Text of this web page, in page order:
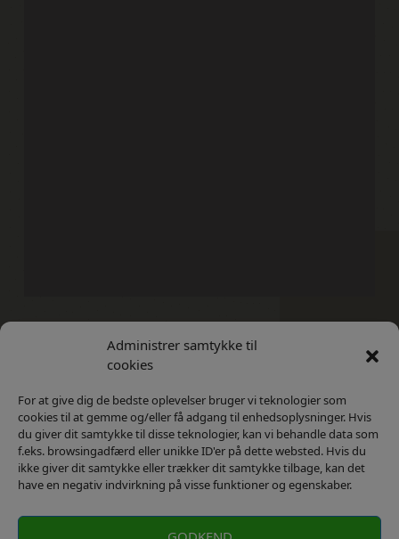
Administrer samtykke til
cookies
For at give dig de bedste oplevelser bruger vi teknologier som
cookies til at gemme og/eller få adgang til enhedsoplysninger. Hvis
du giver dit samtykke til disse teknologier, kan vi behandle data som
f.eks. browsingadfærd eller unikke ID'er på dette websted. Hvis du
ikke giver dit samtykke eller trækker dit samtykke tilbage, kan det
have en negativ indvirkning på visse funktioner og egenskaber.
Kontakt